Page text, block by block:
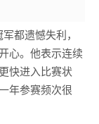
都遗憾失利，
心。他表示连续
快进入比赛状
年参赛频次很